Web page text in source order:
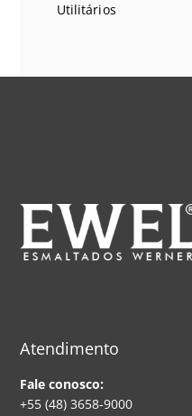
Utilitários
Atendimento
Fale conosco:
+55 (48) 3658-9000